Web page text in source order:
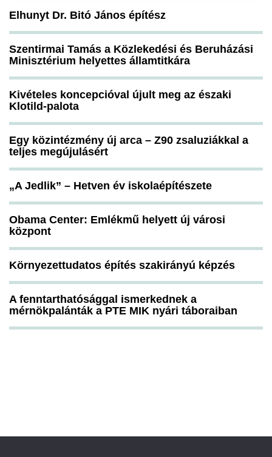
Elhunyt Dr. Bitó János építész
Szentirmai Tamás a Közlekedési és Beruházási
Minisztérium helyettes államtitkára
Kivételes koncepcióval újult meg az északi
Klotild-palota
Egy közintézmény új arca – Z90 zsaluziákkal a
teljes megújulásért
„A Jedlik” – Hetven év iskolaépítészete
Obama Center: Emlékmű helyett új városi
központ
Környezettudatos építés szakirányú képzés
A fenntarthatósággal ismerkednek a
mérnökpalánták a PTE MIK nyári táboraiban